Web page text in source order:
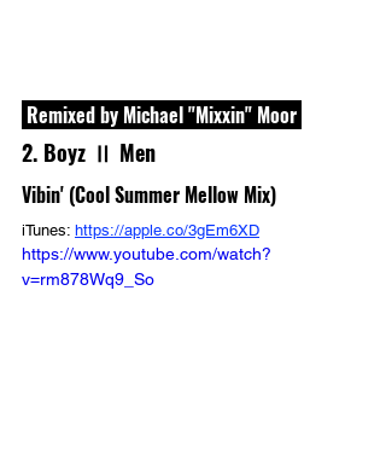
Remixed by Michael "Mixxin" Moor
2. Boyz Ⅱ Men
Vibin' (Cool Summer Mellow Mix)
iTunes: https://apple.co/3gEm6XD
https://www.youtube.com/watch?
v=rm878Wq9_So